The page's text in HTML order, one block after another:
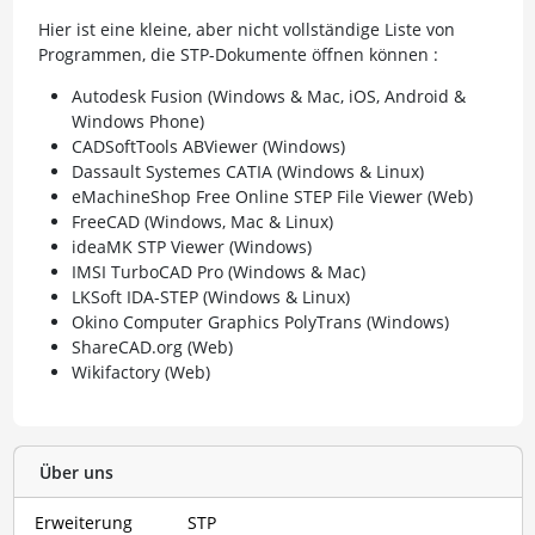
Hier ist eine kleine, aber nicht vollständige Liste von
Programmen, die STP-Dokumente öffnen können :
Autodesk Fusion (Windows & Mac, iOS, Android &
Windows Phone)
CADSoftTools ABViewer (Windows)
Dassault Systemes CATIA (Windows & Linux)
eMachineShop Free Online STEP File Viewer (Web)
FreeCAD (Windows, Mac & Linux)
ideaMK STP Viewer (Windows)
IMSI TurboCAD Pro (Windows & Mac)
LKSoft IDA-STEP (Windows & Linux)
Okino Computer Graphics PolyTrans (Windows)
ShareCAD.org (Web)
Wikifactory (Web)
Über uns
Erweiterung STP